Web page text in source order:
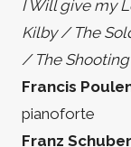
I Will give my
Kilby / The
/ The
Francis
pianoforte
Franz